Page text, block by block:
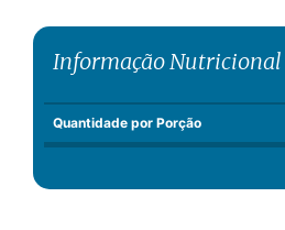
Informação Nutricional
Quantidade por Porção